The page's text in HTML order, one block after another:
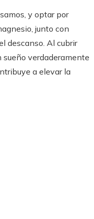
y optar por
junto con
descanso. Al cubrir
verdaderamente
a elevar la